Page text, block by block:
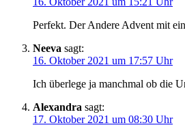
Perfekt. Der Andere Advent mit
Neeva sagt:
16. Oktober 2021 um 17:57 Uhr
Ich überlege ja manchmal ob die
Alexandra sagt:
17. Oktober 2021 um 08:30 Uhr